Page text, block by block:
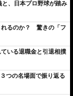
と、日本プロ野球が踏み
れるのか？ 驚きの「フ
いる退職金と引退相撲
つの名場面で振り返る